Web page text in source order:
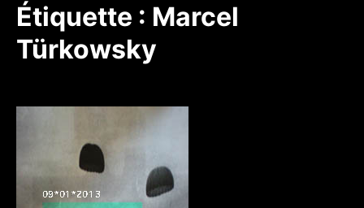
Étiquette : Marcel
Türkowsky